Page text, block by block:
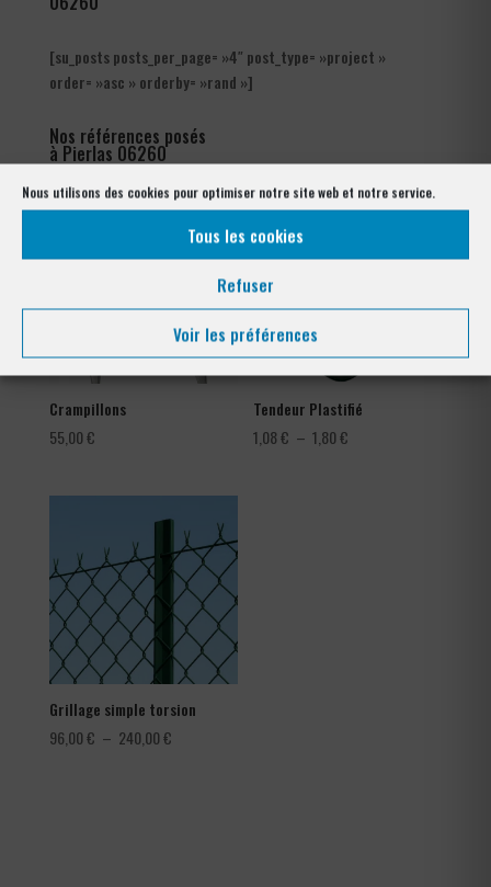
Nous utilisons des cookies pour optimiser notre site web et notre service.
Tous les cookies
Refuser
Voir les préférences
[su_posts posts_per_page= »4″ post_type= »project »
order= »asc » orderby= »rand »]
Nos références posés
à Pierlas 06260
Crampillons
55,00€
Tendeur Plastifié
1,08€ – 1,80€
Grillage simple torsion
96,00€ – 240,00€Plage